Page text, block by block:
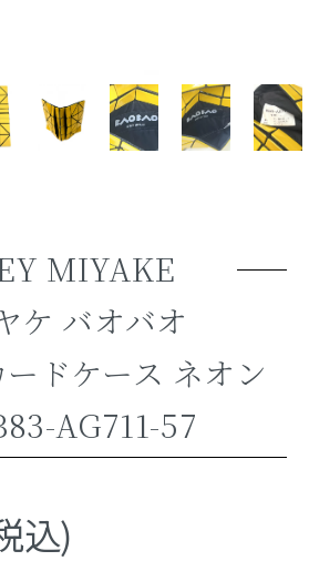
MIYAKE
ケ バオバオ
ドケース ネオン
AG711-57
込)